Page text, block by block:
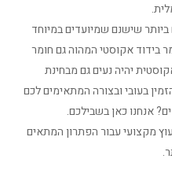
ביותר שישנם שמיועדים במיוחד
בידוד אקוסטי המהוה גם חומר
יהיה נעים גם מבחינת
בעובי ובצורה המתאימים לכם
אנחנו כאן בשבילכם.
בטלפון 072-3318555 ליעוץ מקצועי עבור הפתרון המתאים